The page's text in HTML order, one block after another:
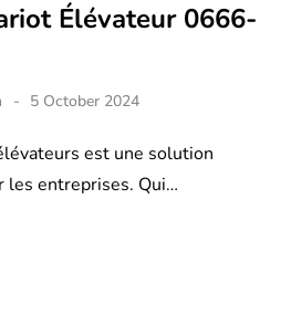
Élévateur 0666-
5 October 2024
est une solution
les entreprises. Qui…